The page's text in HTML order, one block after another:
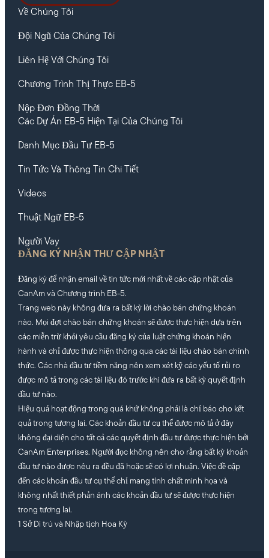
Về Chúng Tôi
Đội Ngũ Của Chúng Tôi
Liên Hệ Với Chúng Tôi
Chương Trình Thị Thực EB-5
Nộp Đơn Đồng Thời
Các Dự Án EB-5 Hiện Tại Của Chúng Tôi
Danh Mục Đầu Tư EB-5
Tin Tức Và Thông Tin Chi Tiết
Videos
Thuật Ngữ EB-5
Người Vay
ĐĂNG KÝ NHẬN THƯ CẬP NHẬT
Đăng ký để nhận email về tin tức mới nhất về các cập nhật của
CanAm và Chương trình EB-5.
Trang web này không đưa ra bất kỳ lời chào bán chứng khoán
nào. Mọi đợt chào bán chứng khoán sẽ được thực hiện dựa trên
các miễn trừ khỏi yêu cầu đăng ký của luật chứng khoán hiện
hành và chỉ được thực hiện thông qua các tài liệu chào bán chính
thức. Các nhà đầu tư tiềm năng nên xem xét kỹ các yếu tố rủi ro
được mô tả trong các tài liệu đó trước khi đưa ra bất kỳ quyết định
đầu tư nào.
Hiệu quả hoạt động trong quá khứ không phải là chỉ báo cho kết
quả trong tương lai. Các khoản đầu tư cụ thể được mô tả ở đây
không đại diện cho tất cả các quyết định đầu tư được thực hiện bởi
CanAm Enterprises. Người đọc không nên cho rằng bất kỳ khoản
đầu tư nào được nêu ra đều đã hoặc sẽ có lợi nhuận. Việc đề cập
đến các khoản đầu tư cụ thể chỉ mang tính chất minh họa và
không nhất thiết phản ánh các khoản đầu tư sẽ được thực hiện
trong tương lai.
1 Sở Di trú và Nhập tịch Hoa Kỳ